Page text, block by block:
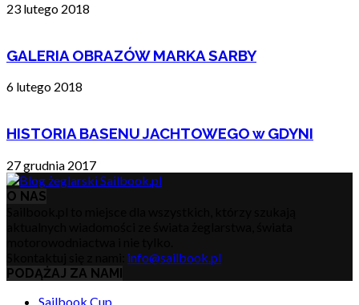
23 lutego 2018
GALERIA OBRAZÓW MARKA SARBY
6 lutego 2018
HISTORIA BASENU JACHTOWEGO w GDYNI
27 grudnia 2017
O NAS
info@sailbook.pl
PODĄŻAJ ZA NAMI
Sailbook Cup